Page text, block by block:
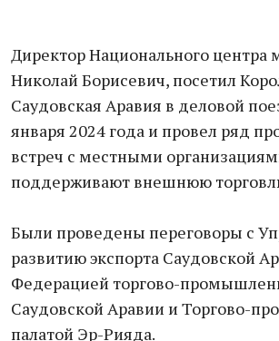
Директор Национального центра
Николай Борисевич, посетил
Саудовская Аравия в деловой
января 2024 года и провел ряд
встреч с местными
поддерживают внешнюю
Были проведены переговоры с
развитию экспорта Саудовской
Федерацией торгово-
Саудовской Аравии и Торгово-
палатой Эр-Рияда.